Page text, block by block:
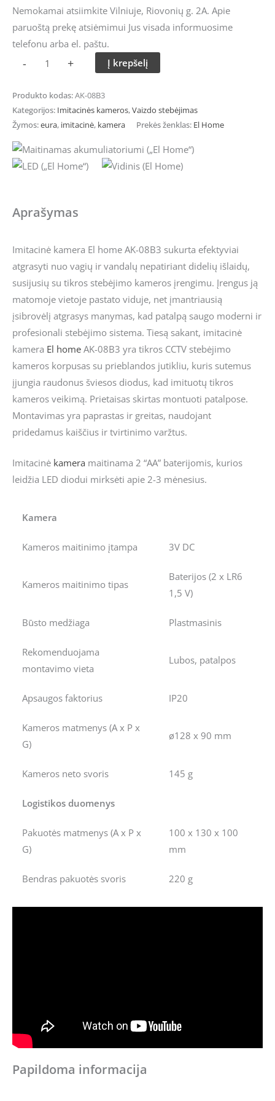
Nemokamai atsiimkite Vilniuje, Riovonių g. 2A. Apie
paruoštą prekę atsiėmimui Jus visada informuosime
telefonu arba el. paštu.
- + Į krepšelį
Produkto kodas:AK-08B3
Kategorijos: Imitacinės kameros,Vaizdo stebėjimas
Žymos:eura, imitacinė, kamera Prekės ženklas: El Home
Aprašymas
Imitacinė kamera El home AK-08B3 sukurta efektyviai
atgrasyti nuo vagių ir vandalų nepatiriant didelių išlaidų,
susijusių su tikros stebėjimo kameros įrengimu. Įrengus ją
matomoje vietoje pastato viduje, net įmantriausią
įsibrovėlį atgrasys manymas, kad patalpą saugo moderni ir
profesionali stebėjimo sistema. Tiesą sakant, imitacinė
kamera El home AK-08B3 yra tikros CCTV stebėjimo
kameros korpusas su prieblandos jutikliu, kuris sutemus
įjungia raudonus šviesos diodus, kad imituotų tikros
kameros veikimą. Prietaisas skirtas montuoti patalpose.
Montavimas yra paprastas ir greitas, naudojant
pridedamus kaiščius ir tvirtinimo varžtus.
Imitacinė kamera maitinama 2 “AA” baterijomis, kurios
leidžia LED diodui mirksėti apie 2-3 mėnesius.
Kamera
Kameros maitinimo įtampa 3V DC
Kameros maitinimo tipas
Baterijos (2 x LR6
1,5 V)
Būsto medžiaga Plastmasinis
Rekomenduojama
montavimo vieta
Lubos, patalpos
Apsaugos faktorius IP20
Kameros matmenys (A x P x
G)
ø128 x 90 mm
Kameros neto svoris 145 g
Logistikos duomenys
Pakuotės matmenys (A x P x
G)
100 x 130 x 100
mm
Bendras pakuotės svoris 220 g
Papildoma informacija